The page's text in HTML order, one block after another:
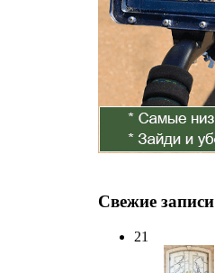
Свежие записи
21